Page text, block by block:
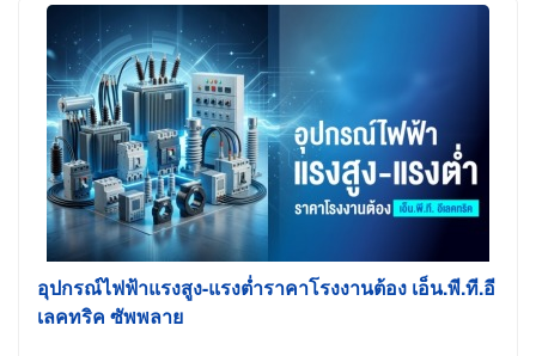
อุปกรณ์ไฟฟ้าแรงสูง-แรงต่ำราคาโรงงานต้อง เอ็น.พี.ที.อี
เลคทริค ซัพพลาย